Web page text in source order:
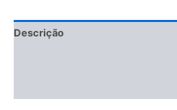
Descrição